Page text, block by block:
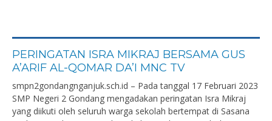
PERINGATAN ISRA MIKRAJ BERSAMA GUS
A’ARIF AL-QOMAR DA’I MNC TV
smpn2gondangnganjuk.sch.id – Pada tanggal 17 Februari 2023
SMP Negeri 2 Gondang mengadakan peringatan Isra Mikraj
yang diikuti oleh seluruh warga sekolah bertempat di Sasana